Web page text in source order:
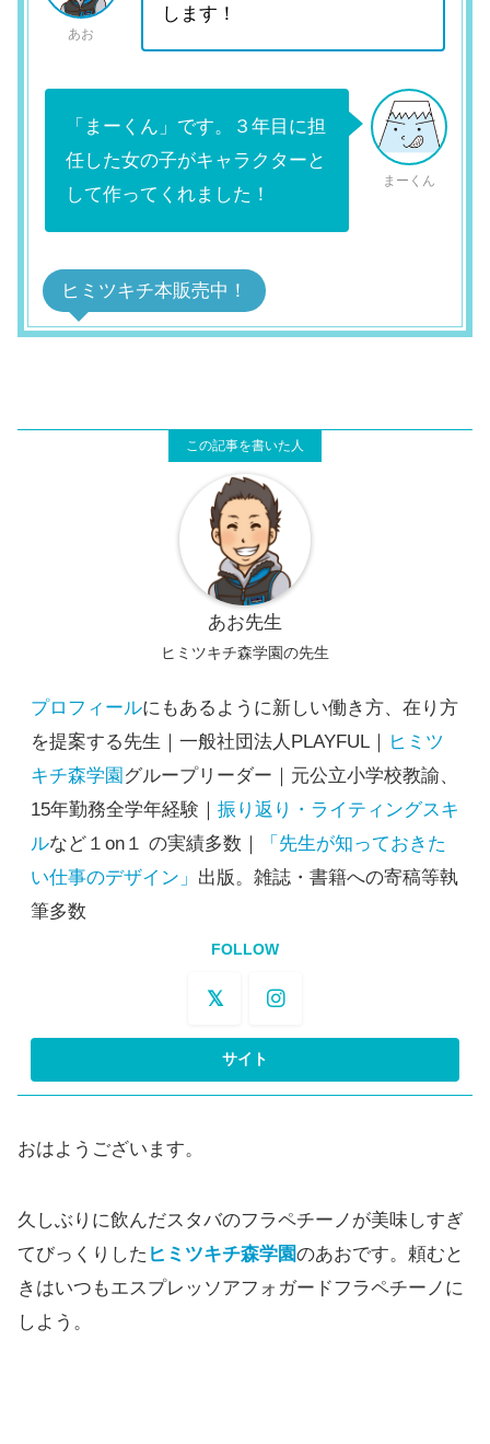
あお
します！
「まーくん」です。３年目に担
任した女の子がキャラクターと
して作ってくれました！
まーくん
ヒミツキチ本販売中！
あお先生
ヒミツキチ森学園の先生
プロフィールにもあるように新しい働き方、在り方
を提案する先生｜一般社団法人PLAYFUL｜ ヒミツ
キチ森学園 グループリーダー｜元公立小学校教諭、
15年勤務全学年経験｜ 振り返り・ライティングスキ
ルなど１on１ の実績多数｜
「先生が知っておきた
い仕事のデザイン」 出版。雑誌・書籍への寄稿等執
筆多数
FOLLOW
おはようございます。
久しぶりに飲んだスタバのフラペチーノが美味しすぎ
てびっくりした ヒミツキチ森学園のあおです。頼むと
きはいつもエスプレッソアフォガードフラペチーノに
しよう。